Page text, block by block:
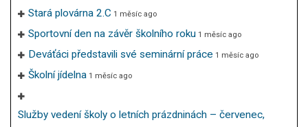
Stará plovárna 2.C 1 měsíc ago
Sportovní den na závěr školního roku 1 měsíc ago
Deváťáci představili své seminární práce 1 měsíc ago
Školní jídelna 1 měsíc ago
Služby vedení školy o letních prázdninách – červenec,